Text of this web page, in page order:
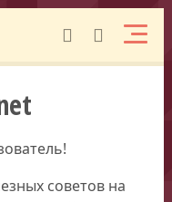
советов на